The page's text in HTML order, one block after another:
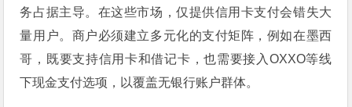
务占据主导。在这些市场，仅提供信用卡支付会错失大
量用户。商户必须建立多元化的支付矩阵，例如在墨西
哥，既要支持信用卡和借记卡，也需要接入OXXO等线
下现金支付选项，以覆盖无银行账户群体。